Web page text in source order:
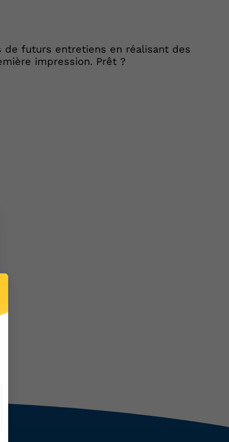
futurs entretiens en réalisant des
impression. Prêt ?